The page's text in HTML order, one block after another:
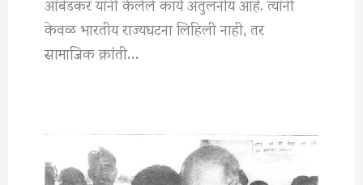
केवळ भारतीय राज्यघटना लिहिली नाही, तर
सामाजिक क्रांती…